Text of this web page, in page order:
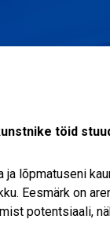
töid
lõpmatuseni
Eesmärk on
potentsiaali,